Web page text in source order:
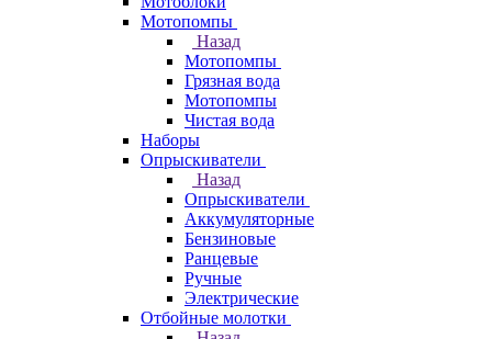
Мотопомпы
Назад
Мотопомпы
Грязная вода
Мотопомпы
Чистая вода
Наборы
Опрыскиватели
Назад
Опрыскиватели
Аккумуляторные
Бензиновые
Ранцевые
Ручные
Электрические
Отбойные молотки